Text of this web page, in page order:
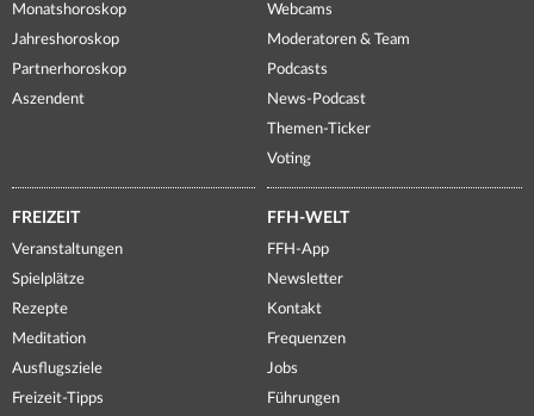
Monatshoroskop
Jahreshoroskop
Partnerhoroskop
Aszendent
Webcams
Moderatoren & Team
Podcasts
News-Podcast
Themen-Ticker
Voting
FREIZEIT
Veranstaltungen
Spielplätze
Rezepte
Meditation
Ausflugsziele
Freizeit-Tipps
FFH-WELT
FFH-App
Newsletter
Kontakt
Frequenzen
Jobs
Führungen